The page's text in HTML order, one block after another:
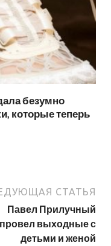
безумно
которые теперь
СТАТЬЯ
Павел Прилучный
провел выходные с
детьми и женой